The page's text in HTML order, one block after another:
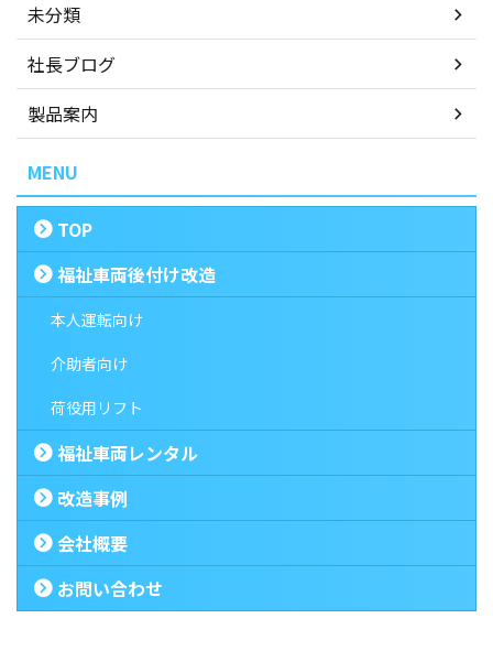
未分類
社長ブログ
製品案内
MENU
TOP
福祉車両後付け改造
本人運転向け
介助者向け
荷役用リフト
福祉車両レンタル
改造事例
会社概要
お問い合わせ